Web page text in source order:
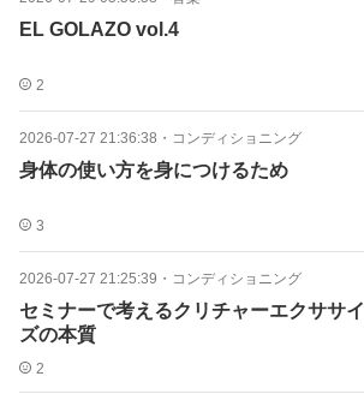
EL GOLAZO vol.4
2
2026-07-27 21:36:38 ・ コンディショニング
身体の使い方を身につけるため
3
2026-07-27 21:25:39 ・ コンディショニング
セミナーで考えるクリチャーエクササイ
ズの本質
2